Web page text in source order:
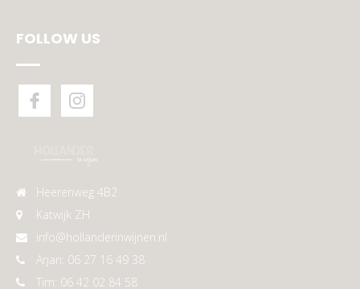
FOLLOW US
Heerenweg 4B2
Katwijk ZH
info@hollanderinwijnen.nl
Arjan: 06 27 16 49 38
Tim: 06 42 02 84 58